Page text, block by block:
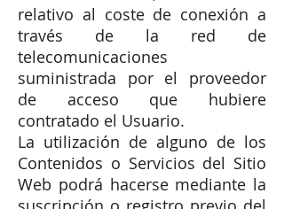
relativo al coste de conexión a
través de la red de
telecomunicaciones
suministrada por el proveedor
de acceso que hubiere
contratado el Usuario.
La utilización de alguno de los
Contenidos o Servicios del Sitio
Web podrá hacerse mediante la